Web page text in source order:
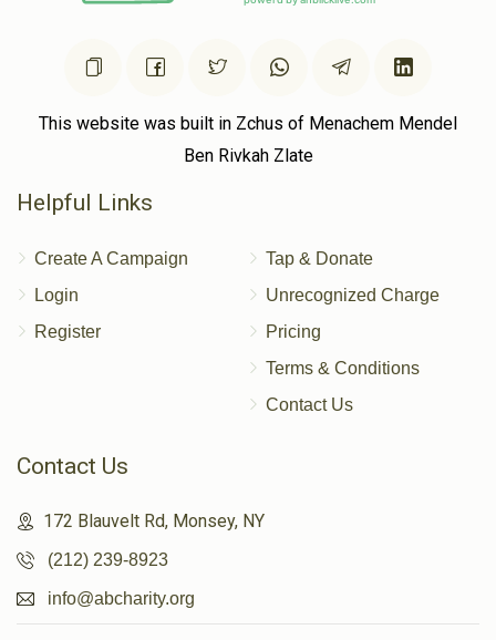
This website was built in Zchus of Menachem Mendel
Ben Rivkah Zlate
Helpful Links
Create A Campaign
Login
Register
Tap & Donate
Unrecognized Charge
Pricing
Terms & Conditions
Contact Us
Contact Us
172 Blauvelt Rd, Monsey, NY
(212) 239-8923
info@abcharity.org